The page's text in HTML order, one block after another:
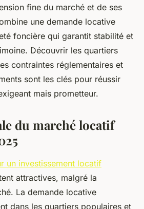
fine du marché et de ses
une demande locative
foncière qui garantit stabilité et
Découvrir les quartiers
contraintes réglementaires et
sont les clés pour réussir
mais prometteur.
du marché locatif
un investissement locatif
attractives, malgré la
La demande locative
dans les quartiers populaires et